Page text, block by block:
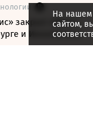
закрыл офисы
и Иннополисе
На нашем
сайтом,